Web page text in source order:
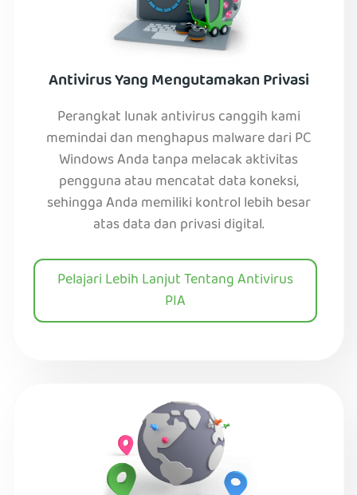
Antivirus Yang Mengutamakan Privasi
Perangkat lunak antivirus canggih kami
memindai dan menghapus malware dari PC
Windows Anda tanpa melacak aktivitas
pengguna atau mencatat data koneksi,
sehingga Anda memiliki kontrol lebih besar
atas data dan privasi digital.
Pelajari Lebih Lanjut Tentang Antivirus
PIA